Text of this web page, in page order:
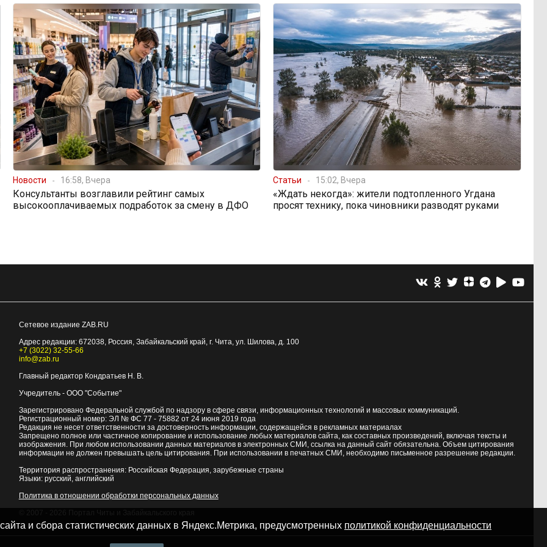
Новости 16:58, Вчера
Консультанты возглавили рейтинг самых
высокооплачиваемых подработок за смену в ДФО
Статьи 15:02, Вчера
«Ждать некогда»: жители подтопленного Угдана
просят технику, пока чиновники разводят руками
Сетевое издание ZAB.RU
Адрес редакции: 672038, Россия, Забайкальский край, г. Чита, ул. Шилова, д. 100
+7 (3022) 32-55-66
info@zab.ru
Главный редактор Кондратьев Н. В.
Учредитель - ООО "Событие"
Зарегистрировано Федеральной службой по надзору в сфере связи, информационных технологий и массовых коммуникаций.
Регистрационный номер: ЭЛ № ФС 77 - 75882 от 24 июня 2019 года
Редакция не несет ответственности за достоверность информации, содержащейся в рекламных материалах
Запрещено полное или частичное копирование и использование любых материалов сайта, как составных произведений, включая тексты и
изображения. При любом использовании данных материалов в электронных СМИ, ссылка на данный сайт обязательна. Объем цитирования
информации не должен превышать цель цитирования. При использовании в печатных СМИ, необходимо письменное разрешение редакции.
Территория распространения: Российская Федерация, зарубежные страны
Языки: русский, английский
Политика в отношении обработки персональных данных
и сбора статистических данных в Яндекс.Метрика, предусмотренных политикой конфиденциальности